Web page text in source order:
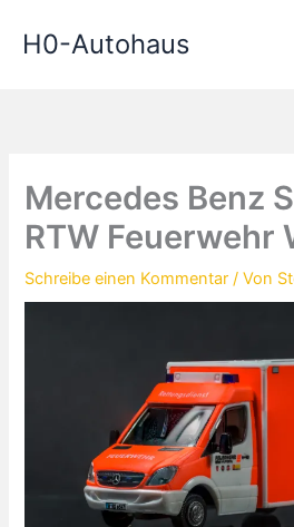
InhaltH0-Autohaus
Mercedes Benz
RTW Feuerwehr
Schreibe einen Kommentar / Von